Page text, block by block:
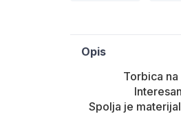
Opis
Torbica
Spolja je